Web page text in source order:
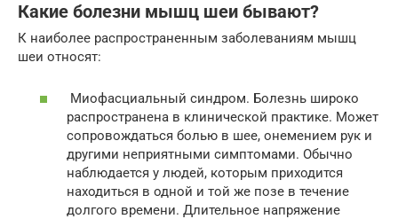
Какие болезни мышц шеи бывают?
К наиболее распространенным заболеваниям мышц
шеи относят:
Миофасциальный синдром. Болезнь широко
распространена в клинической практике. Может
сопровождаться болью в шее, онемением рук и
другими неприятными симптомами. Обычно
наблюдается у людей, которым приходится
находиться в одной и той же позе в течение
долгого времени. Длительное напряжение